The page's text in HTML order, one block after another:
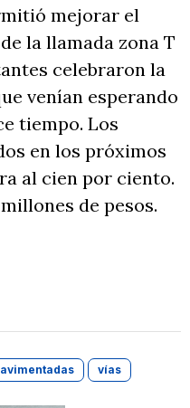
mejorar el
la llamada zona T
celebraron la
venían esperando
tiempo. Los
en los próximos
al cien por ciento.
de pesos.
vías